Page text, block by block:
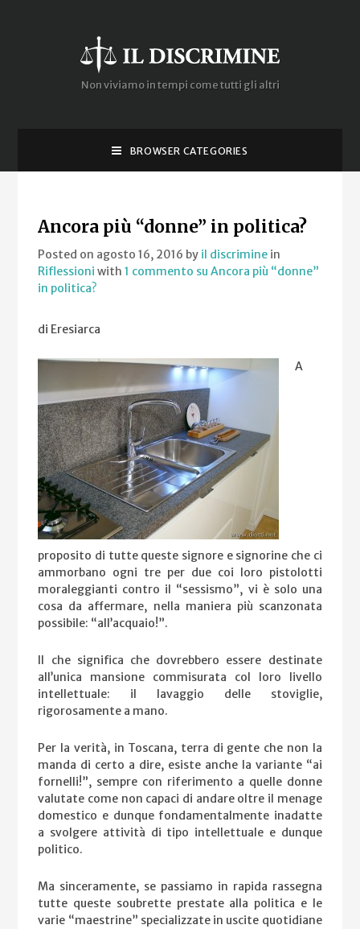
Non viviamo in tempi come tutti gli altri
BROWSER CATEGORIES
Ancora più “donne” in politica?
Posted on agosto 16, 2016 by il discrimine in
Riflessioni with1 commento su Ancora più “donne”
in politica?
di Eresiarca
A
proposito di tutte queste signore e signorine che ci
ammorbano ogni tre per due coi loro pistolotti
moraleggianti contro il “sessismo”, vi è solo una
cosa da affermare, nella maniera più scanzonata
possibile: “all’acquaio!”.
Il che significa che dovrebbero essere destinate
all’unica mansione commisurata col loro livello
intellettuale: il lavaggio delle stoviglie,
rigorosamente a mano.
Per la verità, in Toscana, terra di gente che non la
manda di certo a dire, esiste anche la variante “ai
fornelli!”, sempre con riferimento a quelle donne
valutate come non capaci di andare oltre il menage
domestico e dunque fondamentalmente inadatte
a svolgere attività di tipo intellettuale e dunque
politico.
Ma sinceramente, se passiamo in rapida rassegna
tutte queste soubrette prestate alla politica e le
varie “maestrine” specializzate in uscite quotidiane